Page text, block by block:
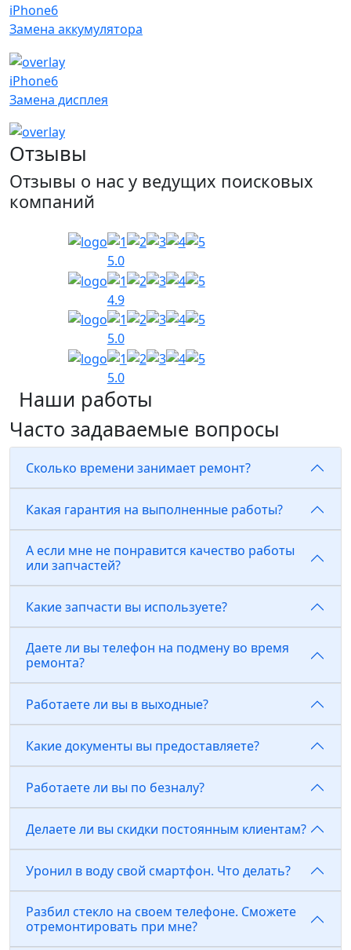
iPhone6
Замена аккумулятора
iPhone6
Замена дисплея
Отзывы
Отзывы о нас у ведущих поисковых
компаний
5.0
4.9
5.0
5.0
Наши работы
Часто задаваемые вопросы
Сколько времени занимает ремонт?
Какая гарантия на выполненные работы?
А если мне не понравится качество работы
или запчастей?
Какие запчасти вы используете?
Даете ли вы телефон на подмену во время
ремонта?
Работаете ли вы в выходные?
Какие документы вы предоставляете?
Работаете ли вы по безналу?
Делаете ли вы скидки постоянным клиентам?
Уронил в воду свой смартфон. Что делать?
Разбил стекло на своем телефоне. Сможете
отремонтировать при мне?